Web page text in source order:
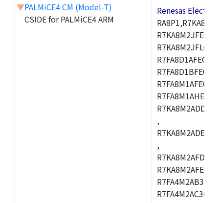
▼PALMiCE4 CM (Model-T)
CSIDE for PALMiCE4 ARM
Renesas
,
,